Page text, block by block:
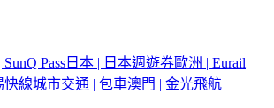
SunQ Pass 日本 | 日本週遊券歐洲 | Eurail
快線城市交通 | 包車澳門 | 金光飛航